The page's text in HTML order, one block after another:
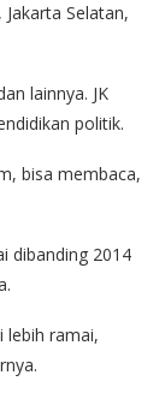
Selatan,
lainnya. JK
politik.
bisa membaca,
dibanding 2014
lebih ramai,